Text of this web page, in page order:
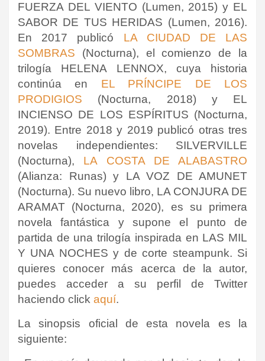
FUERZA DEL VIENTO (Lumen, 2015) y EL
SABOR DE TUS HERIDAS (Lumen, 2016).
En 2017 publicó LA CIUDAD DE LAS
SOMBRAS (Nocturna), el comienzo de la
trilogía HELENA LENNOX, cuya historia
continúa en EL PRÍNCIPE DE LOS
PRODIGIOS (Nocturna, 2018) y EL
INCIENSO DE LOS ESPÍRITUS (Nocturna,
2019). Entre 2018 y 2019 publicó otras tres
novelas independientes: SILVERVILLE
(Nocturna), LA COSTA DE ALABASTRO
(Alianza: Runas) y LA VOZ DE AMUNET
(Nocturna). Su nuevo libro, LA CONJURA DE
ARAMAT (Nocturna, 2020), es su primera
novela fantástica y supone el punto de
partida de una trilogía inspirada en LAS MIL
Y UNA NOCHES y de corte steampunk. Si
quieres conocer más acerca de la autor,
puedes acceder a su perfil de Twitter
haciendo click aquí.
La sinopsis oficial de esta novela es la
siguiente: